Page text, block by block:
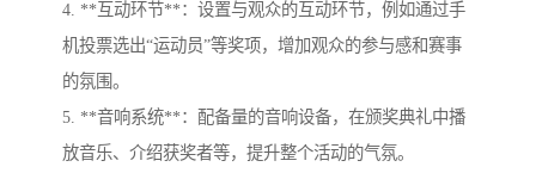
4. **互动环节**：设置与观众的互动环节，例如通过手
机投票选出“运动员”等奖项，增加观众的参与感和赛事
的氛围。
5. **音响系统**：配备量的音响设备，在颁奖典礼中播
放音乐、介绍获奖者等，提升整个活动的气氛。